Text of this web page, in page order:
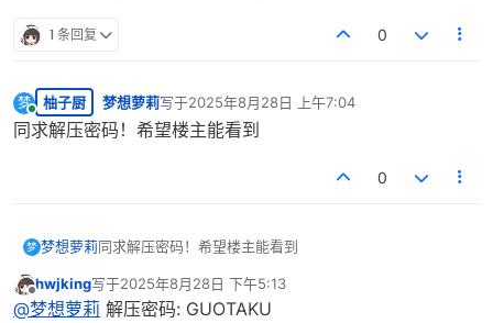
1 条回复 0
梦
在线
柚子厨 梦想萝莉写于2025年8月28日 上午7:04
最后由 编辑
同求解压密码！希望楼主能看到
0
梦 梦想萝莉同求解压密码！希望楼主能看到
离线
hwjking写于2025年8月28日 下午5:13
最后由 编辑
@梦想萝莉 解压密码: GUOTAKU